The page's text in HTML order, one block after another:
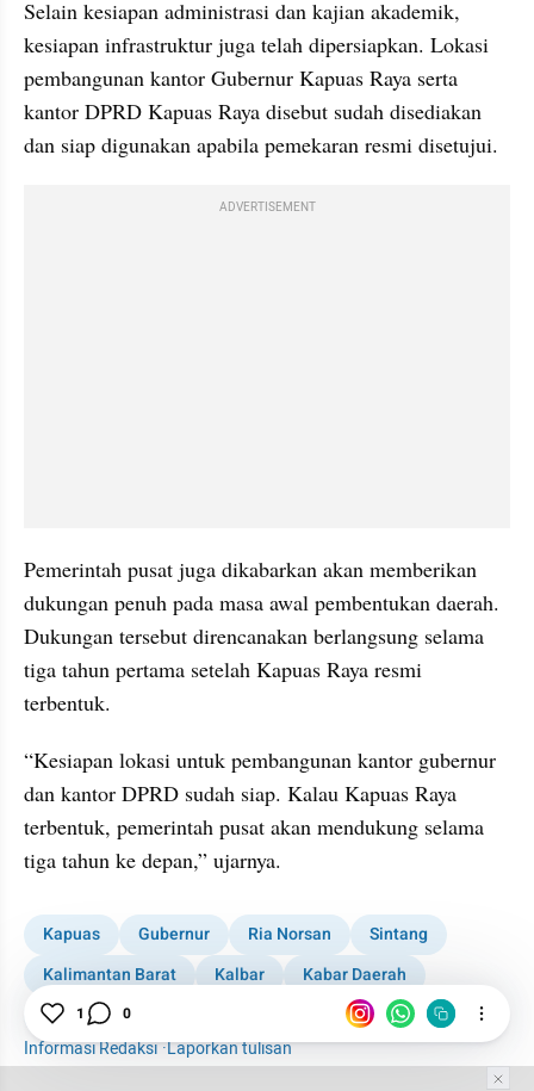
Selain kesiapan administrasi dan kajian akademik,
kesiapan infrastruktur juga telah dipersiapkan. Lokasi
pembangunan kantor Gubernur Kapuas Raya serta
kantor DPRD Kapuas Raya disebut sudah disediakan
dan siap digunakan apabila pemekaran resmi disetujui.
ADVERTISEMENT
Pemerintah pusat juga dikabarkan akan memberikan
dukungan penuh pada masa awal pembentukan daerah.
Dukungan tersebut direncanakan berlangsung selama
tiga tahun pertama setelah Kapuas Raya resmi
terbentuk.
“Kesiapan lokasi untuk pembangunan kantor gubernur
dan kantor DPRD sudah siap. Kalau Kapuas Raya
terbentuk, pemerintah pusat akan mendukung selama
tiga tahun ke depan,” ujarnya.
Kapuas Gubernur Ria Norsan
Sintang
Kalimantan Barat
Kalbar
Kabar Daerah
1001 media online
Informasi Redaksi·Laporkan tulisan
1 0